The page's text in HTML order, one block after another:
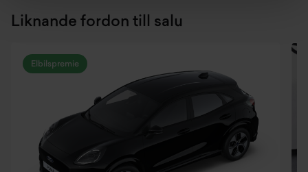
Liknande fordon till salu
Elbilspremie